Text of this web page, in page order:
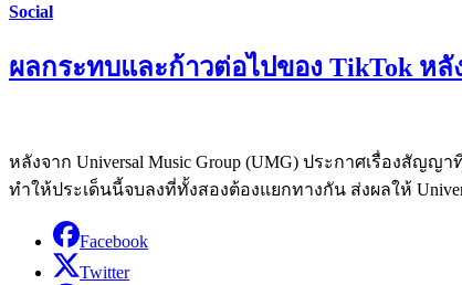
Social
ผลกระทบและก้าวต่อไปของ TikTok หลั
หลังจาก Universal Music Group (UMG) ประกาศเรื่องสั
ทำให้ประเด็นนี้จบลงที่ทั้งสองต้องแยกทางกัน ส่งผลให้
Facebook
Twitter